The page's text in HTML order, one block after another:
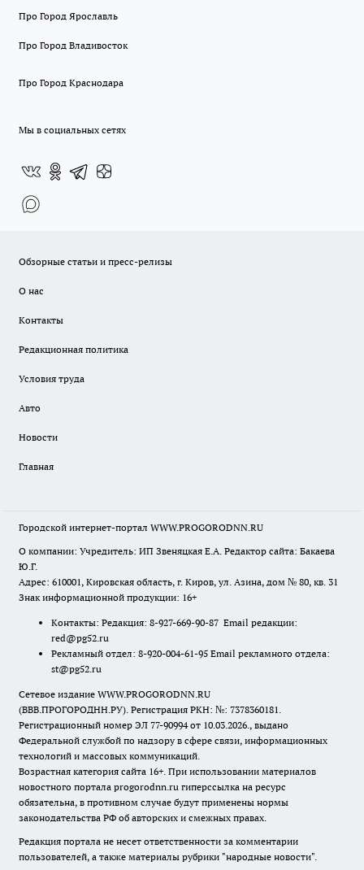
Про Город Ярославль
Про Город Владивосток
Про Город Краснодара
Мы в социальных сетях
Обзорные статьи и пресс-релизы
О нас
Контакты
Редакционная политика
Условия труда
Авто
Новости
Главная
Городской интернет-портал WWW.PROGORODNN.RU
О компании: Учредитель: ИП Звеняцкая Е.А. Редактор сайта: Бакаева
Ю.Г.
Адрес: 610001, Кировская область, г. Киров, ул. Азина, дом № 80, кв. 31
Знак информационной продукции: 16+
Контакты: Редакция: 8-927-669-90-87 Email редакции:
red@pg52.ru
Рекламный отдел: 8-920-004-61-95 Email рекламного отдела:
st@pg52.ru
Сетевое издание WWW.PROGORODNN.RU
(ВВВ.ПРОГОРОДНН.РУ). Регистрация РКН: №: 7378360181.
Регистрационный номер ЭЛ 77-90994 от 10.03.2026., выдано
Федеральной службой по надзору в сфере связи, информационных
технологий и массовых коммуникаций.
Возрастная категория сайта 16+. При использовании материалов
новостного портала progorodnn.ru гиперссылка на ресурс
обязательна, в противном случае будут применены нормы
законодательства РФ об авторских и смежных правах.
Редакция портала не несет ответственности за комментарии
пользователей, а также материалы рубрики "народные новости".